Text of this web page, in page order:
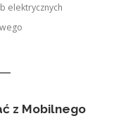
elektrycznych
z Mobilnego